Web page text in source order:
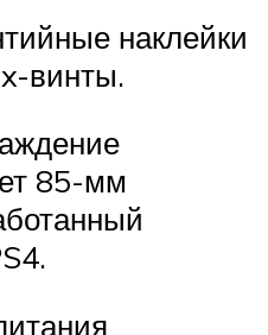
наклейки
винты.
85-мм